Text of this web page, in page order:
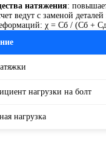
натяжения:
ведут с заменой
χ = Cб / (Cб +
нагрузки на болт
нагрузка